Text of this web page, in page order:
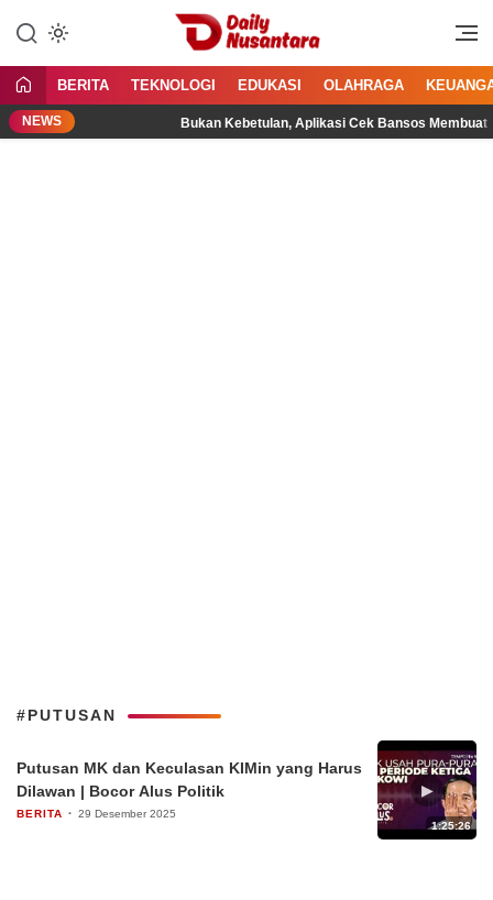
konten
Daily Nusantara
Menyajikan Fakta, Menginspirasi
BERITA TEKNOLOGI EDUKASI OLAHRAGA
NEWS
Anak Bukan Kebetulan, Aplikasi Cek Bansos Membuat
#PUTUSAN
Putusan MK dan Keculasan KIMin yang Harus
Dilawan | Bocor Alus Politik
BERITA 29 Desember 2025
▶
1:25:26